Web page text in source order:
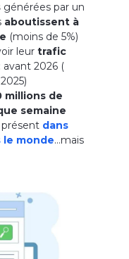
générées par un
aboutissent à
(moins de 5%)
leur trafic
avant 2026 (
millions de
semaine
dans
le monde…mais